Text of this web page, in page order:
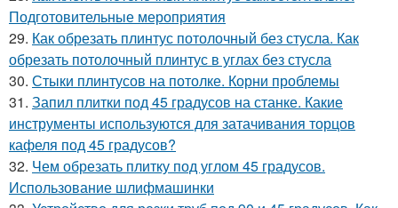
Подготовительные мероприятия
29. Как обрезать плинтус потолочный без стусла. Как
обрезать потолочный плинтус в углах без стусла
30. Стыки плинтусов на потолке. Корни проблемы
31. Запил плитки под 45 градусов на станке. Какие
инструменты используются для затачивания торцов
кафеля под 45 градусов?
32. Чем обрезать плитку под углом 45 градусов.
Использование шлифмашинки